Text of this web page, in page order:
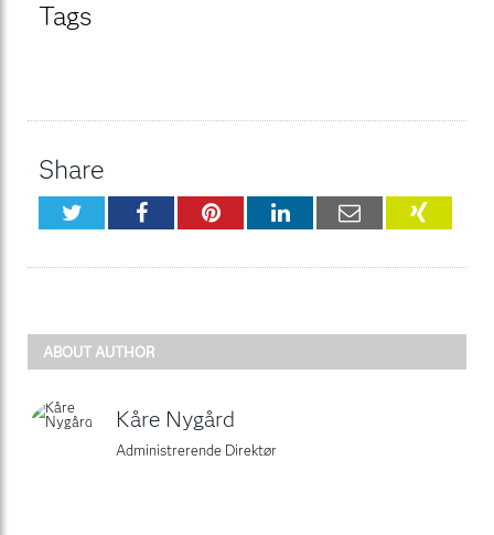
Tags
Share
TwitterFacebookPinterestLinkedInEmail
ABOUT AUTHOR
Kåre Nygård
Administrerende Direktør